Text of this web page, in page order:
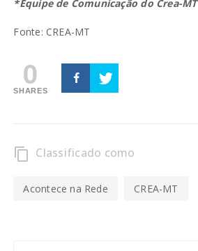
*Equipe de Comunicação do Crea-MT
Fonte: CREA-MT
0
SHARES
content_copy Classificado como
Acontece na Rede CREA-MT